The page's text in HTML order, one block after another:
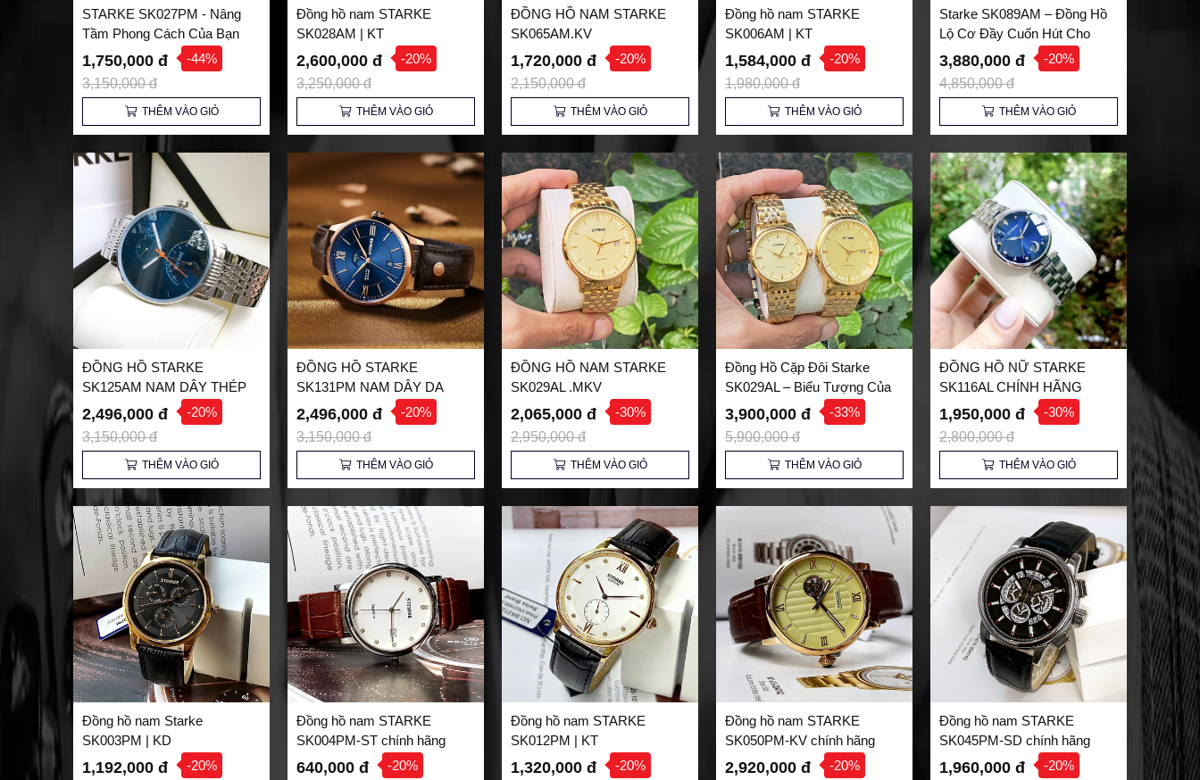
STARKE SK027PM - Nâng
Tầm Phong Cách Của Bạn
1,750,000 đ
-44%
3,150,000 đ
THÊM VÀO GIỎ
Đồng hồ nam STARKE
SK028AM | KT
2,600,000 đ
-20%
3,250,000 đ
THÊM VÀO GIỎ
ĐỒNG HỒ NAM STARKE
SK065AM.KV
1,720,000 đ
-20%
2,150,000 đ
THÊM VÀO GIỎ
Đồng hồ nam STARKE
SK006AM | KT
1,584,000 đ
-20%
1,980,000 đ
THÊM VÀO GIỎ
Starke SK089AM – Đồng Hồ
Lộ Cơ Đầy Cuốn Hút Cho
Phái Mạnh
3,880,000 đ
-20%
4,850,000 đ
THÊM VÀO GIỎ
ĐỒNG HỒ STARKE
SK125AM NAM DÂY THÉP
2,496,000 đ
-20%
3,150,000 đ
THÊM VÀO GIỎ
ĐỒNG HỒ STARKE
SK131PM NAM DÂY DA
2,496,000 đ
-20%
3,150,000 đ
THÊM VÀO GIỎ
ĐỒNG HỒ NAM STARKE
SK029AL .MKV
2,065,000 đ
-30%
2,950,000 đ
THÊM VÀO GIỎ
Đồng Hồ Cặp Đôi Starke
SK029AL – Biểu Tượng Của
Sự Gắn Kết Sang Trọng
3,900,000 đ
-33%
5,900,000 đ
THÊM VÀO GIỎ
ĐỒNG HỒ NỮ STARKE
SK116AL CHÍNH HÃNG
1,950,000 đ
-30%
2,800,000 đ
THÊM VÀO GIỎ
Đồng hồ nam Starke
SK003PM | KD
1,192,000 đ
-20%
Đồng hồ nam STARKE
SK004PM-ST chính hãng
640,000 đ
-20%
Đồng hồ nam STARKE
SK012PM | KT
1,320,000 đ
-20%
Đồng hồ nam STARKE
SK050PM-KV chính hãng
2,920,000 đ
-20%
Đồng hồ nam STARKE
SK045PM-SD chính hãng
1,960,000 đ
-20%